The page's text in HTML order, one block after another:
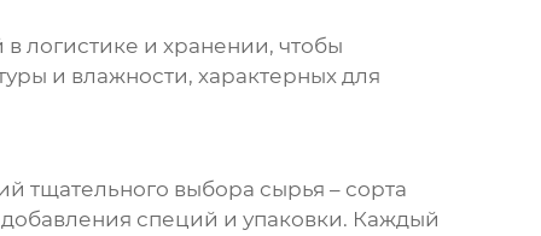
логистике и хранении, чтобы
и влажности, характерных для
тщательного выбора сырья – сорта
специй и упаковки. Каждый